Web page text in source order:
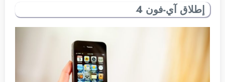
إطلاق آي-فون 4